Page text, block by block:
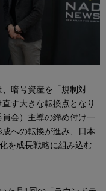
、暗号資産を「規制対
す大きな転換点となり
会）主導の締め付け一
への転換が進み、日本
を成長戦略に組み込む